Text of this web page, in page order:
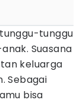
tunggu
Suasana
keluarga
Sebagai
bisa